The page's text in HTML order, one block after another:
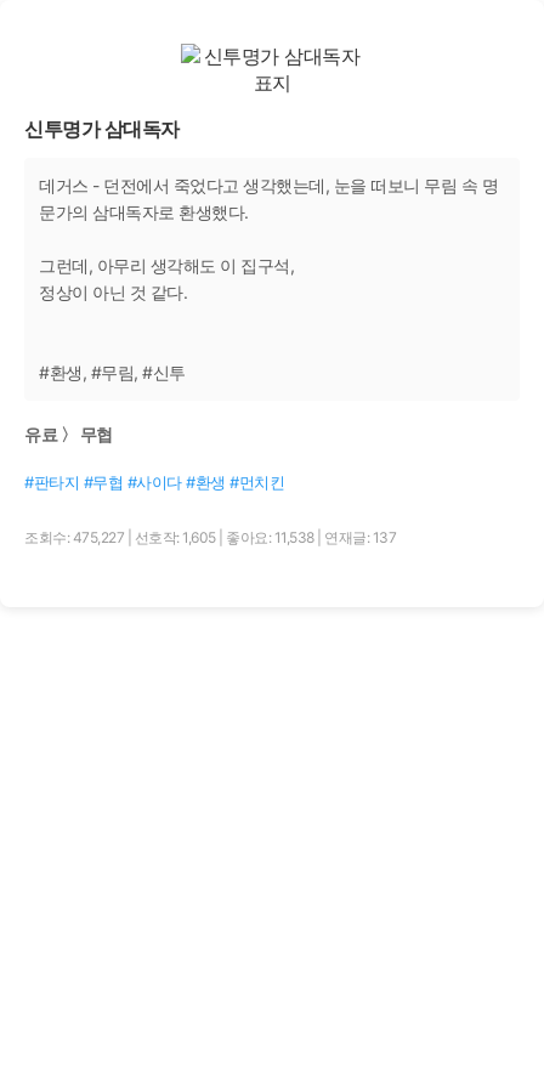
신투명가 삼대독자
데거스 - 던전에서 죽었다고 생각했는데, 눈을 떠보니 무림 속 명
문가의 삼대독자로 환생했다.
그런데, 아무리 생각해도 이 집구석,
정상이 아닌 것 같다.
#환생, #무림, #신투
유료 〉 무협
#판타지 #무협 #사이다 #환생 #먼치킨
조회수: 475,227 선호작: 1,605 좋아요: 11,538 연재글: 137